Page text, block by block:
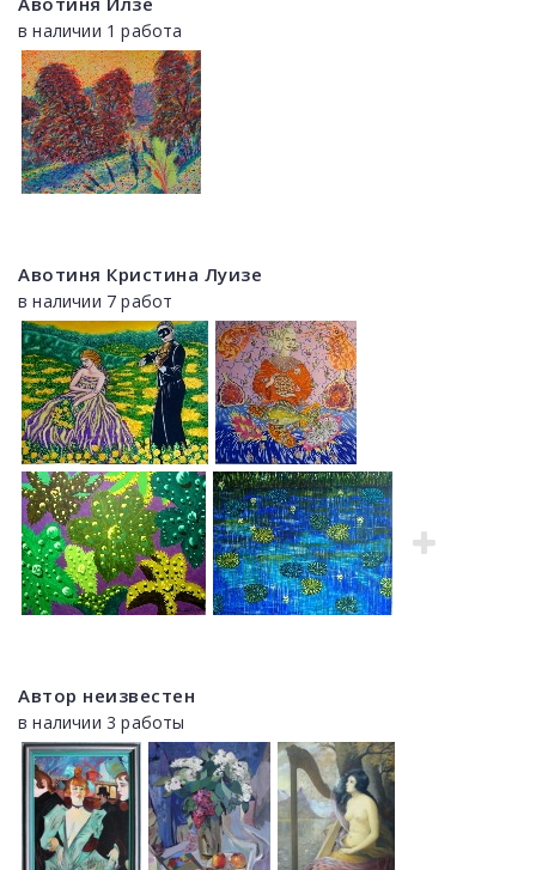
в наличии 1 работа
Авотиня Кристина Луизе
в наличии 7 работ
Автор неизвестен
в наличии 3 работы